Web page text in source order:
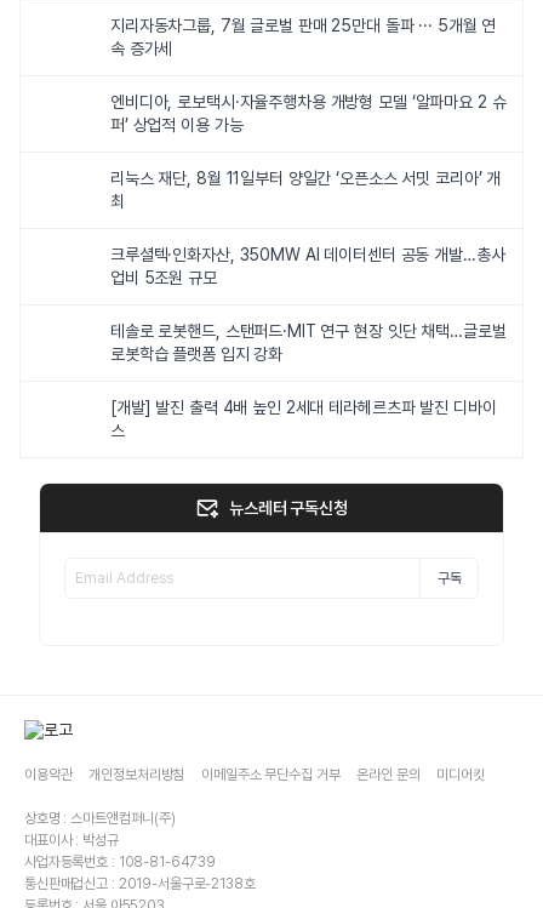
지리자동차그룹, 7월 글로벌 판매 25만대 돌파 ··· 5개월 연
속 증가세
엔비디아, 로보택시·자율주행차용 개방형 모델 ‘알파마요 2 슈
퍼’ 상업적 이용 가능
리눅스 재단, 8월 11일부터 양일간 ‘오픈소스 서밋 코리아’ 개
최
크루셜텍·인화자산, 350MW AI 데이터센터 공동 개발…총사
업비 5조원 규모
테솔로 로봇핸드, 스탠퍼드·MIT 연구 현장 잇단 채택…글로벌
로봇학습 플랫폼 입지 강화
[개발] 발진 출력 4배 높인 2세대 테라헤르츠파 발진 디바이
스
뉴스레터 구독신청
구독
이용약관 개인정보처리방침 이메일주소 무단수집 거부 온라인 문의 미디어킷
상호명 : 스마트앤컴퍼니(주)
대표이사 : 박성규
사업자등록번호 : 108-81-64739
통신판매업신고 : 2019-서울구로-2138호